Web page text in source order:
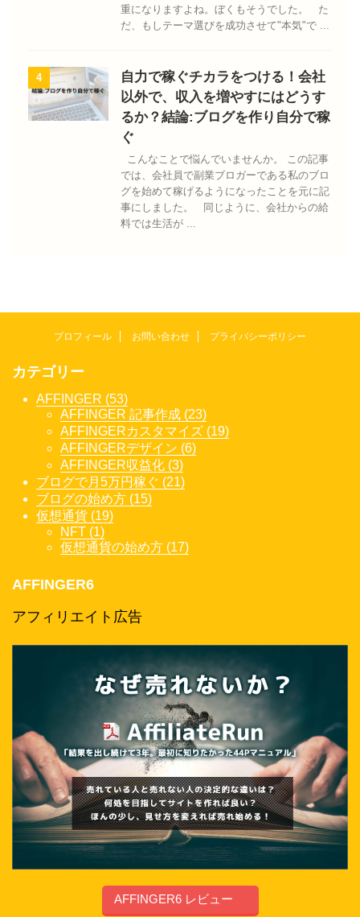
重になりますよね。ぼくもそうでした。 た
だ、もしテーマ選びを成功させて"本気"で ...
4
自力で稼ぐチカラをつける！会社
以外で、収入を増やすにはどうす
るか？結論:ブログを作り自分で稼
ぐ
こんなことで悩んでいませんか。 この記事
では、会社員で副業ブロガーである私のブロ
グを始めて稼げるようになったことを元に記
事にしました。 同じように、会社からの給
料では生活が ...
プロフィール お問い合わせ プライバシーポリシー
カテゴリー
AFFINGER (53)
AFFINGER 記事作成 (23)
AFFINGERカスタマイズ (19)
AFFINGERデザイン (6)
AFFINGER収益化 (3)
ブログで月5万円稼ぐ (21)
ブログの始め方 (15)
仮想通貨 (19)
NFT (1)
仮想通貨の始め方 (17)
AFFINGER6
アフィリエイト広告
AFFINGER6 レビュー